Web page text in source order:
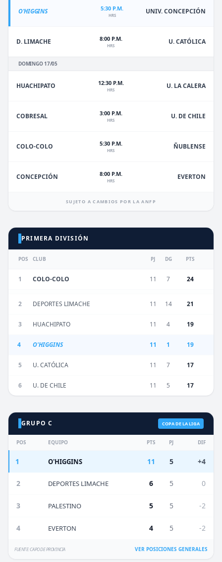
O'HIGGINS 5:30 P.M.
HRS UNIV. CONCEPCIÓN
D. LIMACHE 8:00 P.M.
HRS U. CATÓLICA
DOMINGO 17/05
HUACHIPATO 12:30 P.M.
HRS U. LA CALERA
COBRESAL 3:00 P.M.
HRS U. DE CHILE
COLO-COLO 5:30 P.M.
HRS ÑUBLENSE
CONCEPCIÓN 8:00 P.M.
HRS EVERTON
SUJETO A CAMBIOS POR LA ANFP
PRIMERA DIVISIÓN
POS CLUB PJ DG PTS
1 COLO-COLO 11 7 24
2 DEPORTES LIMACHE 11 14 21
3 HUACHIPATO 11 4 19
4 O'HIGGINS 11 1 19
5 U. CATÓLICA 11 7 17
6 U. DE CHILE 11 5 17
GRUPO C COPA DE LA LIGA
POS EQUIPO PTS PJ DIF
1 O'HIGGINS 11 5 +4
2 DEPORTES LIMACHE 6 5 0
3 PALESTINO 5 5 -2
4 EVERTON 4 5 -2
FUENTE: CAPO DE PROVINCIA VER POSICIONES GENERALES